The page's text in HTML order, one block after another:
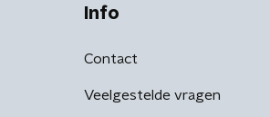
Info
Contact
Veelgestelde vragen